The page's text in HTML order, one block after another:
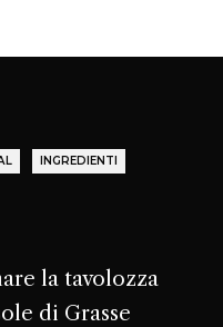
INGREDIENTI
la tavolozza
di Grasse